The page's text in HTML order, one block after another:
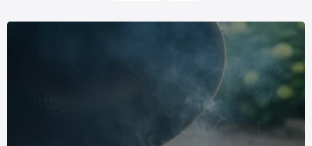
עֲצֵי עִשּׁוּן
אֲבִיזָרִים
מבצעים